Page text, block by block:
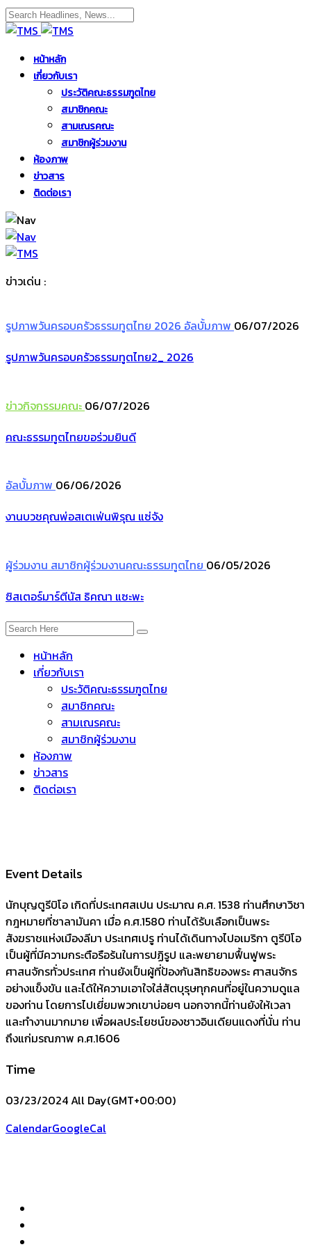
หน้าหลัก
เกี่ยวกับเรา
ประวัติคณะธรรมฑูตไทย
สมาชิกคณะ
สามเณรคณะ
สมาชิกผู้ร่วมงาน
ห้องภาพ
ข่าวสาร
ติดต่อเรา
ข่าวเด่น :
รูปภาพวันครอบครัวธรรมทูตไทย 2026 อัลบั้มภาพ 06/07/2026
รูปภาพวันครอบครัวธรรมทูตไทย2_ 2026
ข่าวกิจกรรมคณะ 06/07/2026
คณะธรรมทูตไทยขอร่วมยินดี
อัลบั้มภาพ 06/06/2026
งานบวชคุณพ่อสเตเฟ่นพิรุณ แซ่จัง
ผู้ร่วมงาน สมาชิกผู้ร่วมงานคณะธรรมทูตไทย 06/05/2026
ซิสเตอร์มาร์ตีนัส ธิคณา แซะพะ
หน้าหลัก
เกี่ยวกับเรา
ประวัติคณะธรรมฑูตไทย
สมาชิกคณะ
สามเณรคณะ
สมาชิกผู้ร่วมงาน
ห้องภาพ
ข่าวสาร
ติดต่อเรา
Event Details
นักบุญตูรีบิโอ เกิดที่ประเทศสเปน ประมาณ ค.ศ. 1538 ท่านศึกษาวิชา
กฎหมายที่ซาลามันคา เมื่อ ค.ศ.1580 ท่านได้รับเลือกเป็นพระ
สังฆราชแห่งเมืองลีมา ประเทศเปรู ท่านได้เดินทางไปอเมริกา ตูรีบิโอ
เป็นผู้ที่มีความกระตือรือร้นในการปฏิรูป และพยายามฟื้นฟูพระ
ศาสนจักรทั่วประเทศ ท่านยังเป็นผู้ที่ป้องกันสิทธิของพระ ศาสนจักร
อย่างแข็งขัน และได้ให้ความเอาใจใส่สัตบุรุษทุกคนที่อยู่ในความดูแล
ของท่าน โดยการไปเยี่ยมพวกเขาบ่อยๆ นอกจากนี้ท่านยังให้เวลา
และทำงานมากมาย เพื่อผลประโยชน์ของชาวอินเดียนแดงที่นั่น ท่าน
ถึงแก่มรณภาพ ค.ศ.1606
Time
03/23/2024 All Day(GMT+00:00)
CalendarGoogleCal